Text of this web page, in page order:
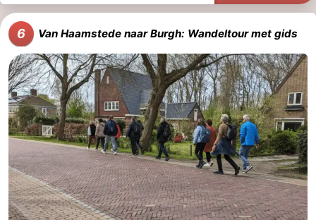
Contact
6 Van Haamstede naar Burgh: Wandeltour met gids